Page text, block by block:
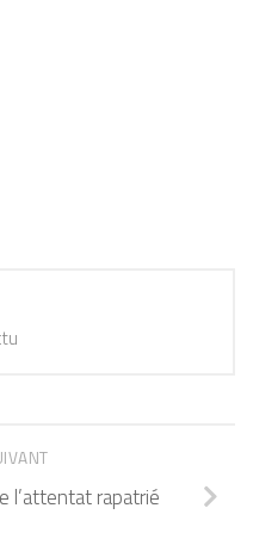
l’attentat rapatrié